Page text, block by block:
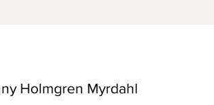
Holmgren Myrdahl